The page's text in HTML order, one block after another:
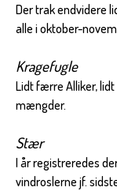
Der trak endvidere
alle i oktober-
Kragefugle
Lidt færre Alliker,
mængder.
Stær
I år registreredes
vindroslerne jf.